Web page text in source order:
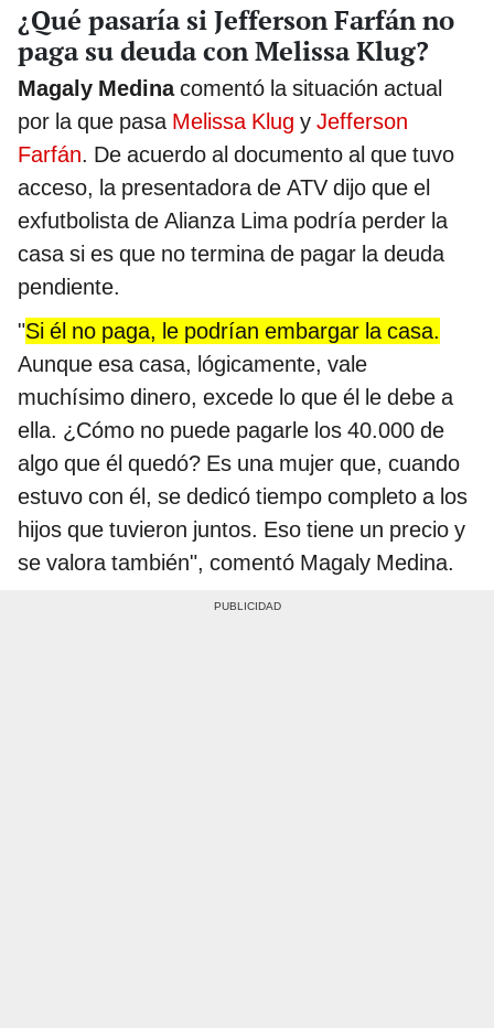
¿Qué pasaría si Jefferson Farfán no
paga su deuda con Melissa Klug?
Magaly Medinacomentó la situación actual
por la que pasa Melissa Klug y Jefferson
Farfán. De acuerdo al documento al que tuvo
acceso, la presentadora de ATV dijo que el
exfutbolista de Alianza Lima podría perder la
casa si es que no termina de pagar la deuda
pendiente.
"Si él no paga, le podrían embargar la casa.
Aunque esa casa, lógicamente, vale
muchísimo dinero, excede lo que él le debe a
ella. ¿Cómo no puede pagarle los 40.000 de
algo que él quedó? Es una mujer que, cuando
estuvo con él, se dedicó tiempo completo a los
hijos que tuvieron juntos. Eso tiene un precio y
se valora también", comentó Magaly Medina.